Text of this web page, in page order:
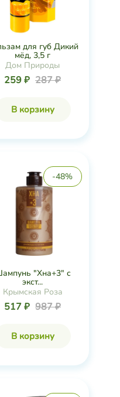
для губ Дикий
мёд, 3,5 г
Дом Природы
259 ₽ 287 ₽
В корзину
-48%
"Хна+3" с
экст...
Крымская Роза
517 ₽ 987 ₽
В корзину